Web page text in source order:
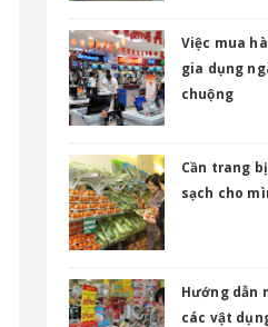
Việc mua
gia dụng
chuộng
Cần trang
sạch cho
Hướng dẫn
các vật